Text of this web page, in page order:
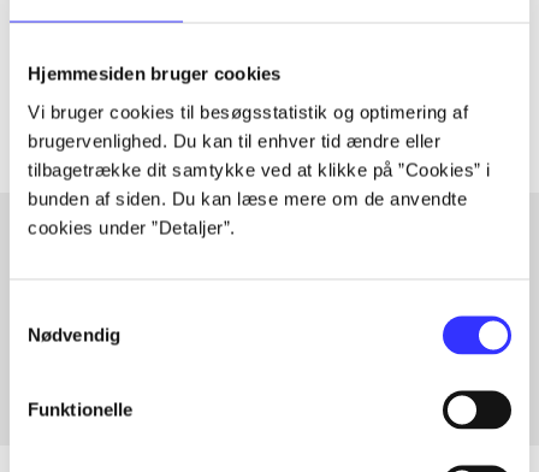
Hjemmesiden bruger cookies
Vi bruger cookies til besøgsstatistik og optimering af
brugervenlighed. Du kan til enhver tid ændre eller
tilbagetrække dit samtykke ved at klikke på ”Cookies” i
bunden af siden. Du kan læse mere om de anvendte
cookies under ”Detaljer”.
Nødvendig
Funktionelle
Artiklerne i handler ofte om
Fra